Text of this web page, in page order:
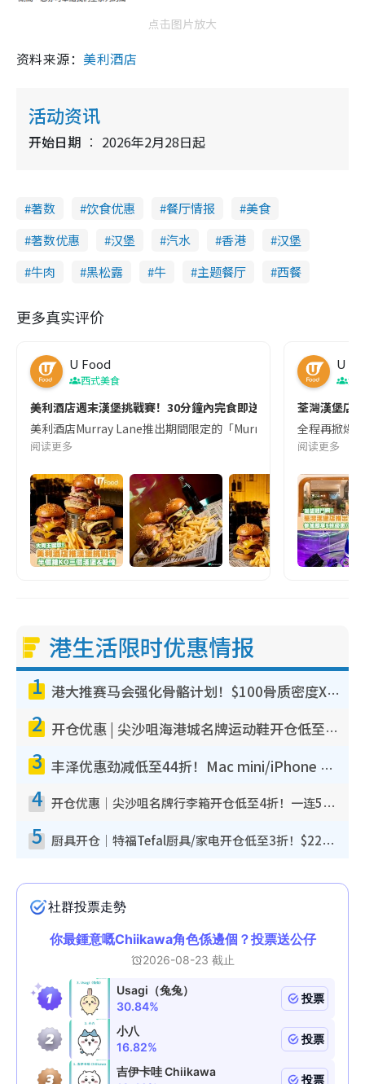
点击图片放大
资料来源： 美利酒店
活动资讯
开始日期 2026年2月28日起
著数 饮食优惠 餐厅情报
美食
著数优惠
汉堡 汽水 香港
汉堡
牛肉
黑松露 牛 主题餐厅 西餐
更多真实评价
U Food
西式美食
美利酒店週末漢堡挑戰賽！30分鐘內完食即送紀念
美利酒店Murray Lane推出期間限定的「Murray Lane週末美式
阅读更多
U
港
荃灣漢堡店
全程再掀爆
阅读更多
港生活限时优惠情报
1 港大推赛马会强化骨骼计划！$100骨质密度X光检查 完成免费运动训练送超市礼券！附参加资格
2 开仓优惠 | 尖沙咀海港城名牌运动鞋开仓低至1折！On鞋$899起/Joy&Peace鞋履$98起
3 丰泽优惠劲减低至44折！Mac mini/iPhone 17 Pro大减价！厨房家电$220起
4 开仓优惠｜尖沙咀名牌行李箱开仓低至4折！一连5日 American Tourister/ace./Hallmark $200起
5 厨具开仓｜特福Tefal厨具/家电开仓低至3折！$220起买平底锅/炒锅/汤锅！电饭煲/吸尘器/挂烫机$418起